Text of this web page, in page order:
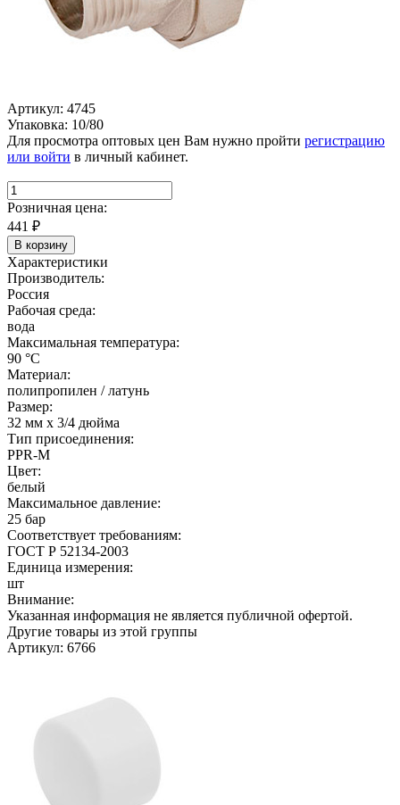
Артикул: 4745
Упаковка: 10/80
Для просмотра оптовых цен Вам нужно пройти регистрацию
или войти в личный кабинет.
Розничная цена:
441 ₽
В корзину
Характеристики
Производитель:
Россия
Рабочая среда:
вода
Максимальная температура:
90 °C
Материал:
полипропилен / латунь
Размер:
32 мм х 3/4 дюйма
Тип присоединения:
PPR-M
Цвет:
белый
Максимальное давление:
25 бар
Соответствует требованиям:
ГОСТ Р 52134-2003
Единица измерения:
шт
Внимание:
Указанная информация не является публичной офертой.
Другие товары из этой группы
Артикул: 6766